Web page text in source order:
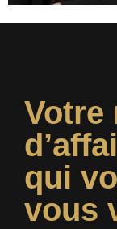
Votre
qui
vous